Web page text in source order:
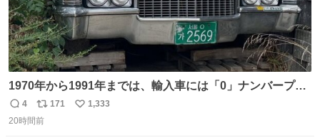
1970年から1991年までは、輸入車には「0」ナンバープレ
ートが使用されていました。 その後、この制度は廃止さ
れ、すべての「0」ナンバープレートは抹消・無効化され
返
信
4
リ
ポ
171
い
1,333
20時間前